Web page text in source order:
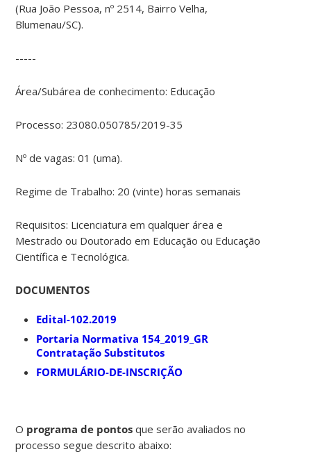
(Rua João Pessoa, nº 2514, Bairro Velha,
Blumenau/SC).
-----
Área/Subárea de conhecimento: Educação
Processo: 23080.050785/2019-35
Nº de vagas: 01 (uma).
Regime de Trabalho: 20 (vinte) horas semanais
Requisitos: Licenciatura em qualquer área e
Mestrado ou Doutorado em Educação ou Educação
Científica e Tecnológica.
DOCUMENTOS
Edital-102.2019
Portaria Normativa 154_2019_GR
Contratação Substitutos
FORMULÁRIO-DE-INSCRIÇÃO
O programa de pontos que serão avaliados no
processo segue descrito abaixo: